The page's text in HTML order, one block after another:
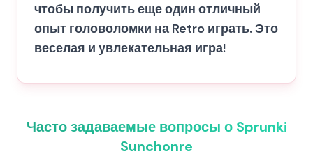
чтобы получить еще один отличный
опыт головоломки на Retro играть. Это
веселая и увлекательная игра!
Часто задаваемые вопросы о Sprunki
Sunchonre